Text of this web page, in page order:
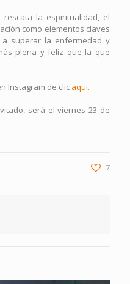
la espiritualidad, el
como elementos claves
superar la enfermedad y
plena y feliz que la que
Instagram de clic aqui.
será el viernes 23 de
7